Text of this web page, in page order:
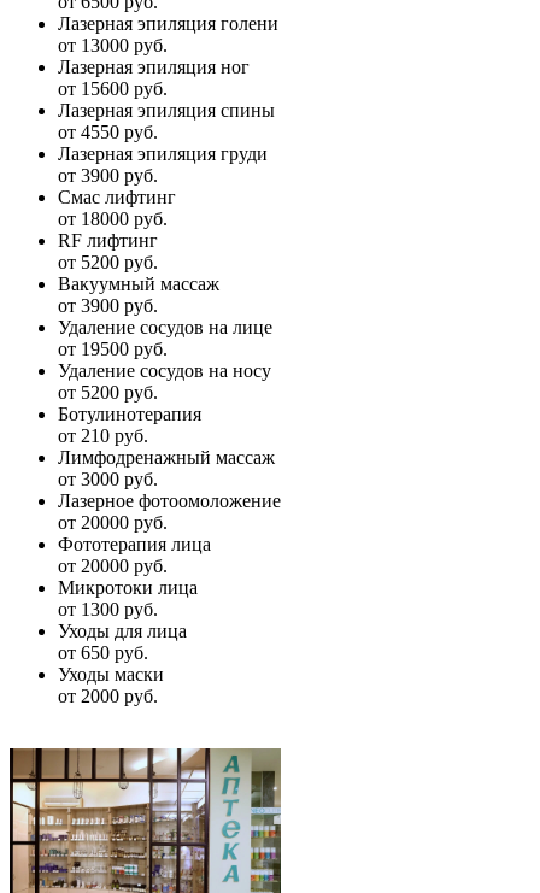
Лазерная эпиляция голени
от 13000 руб.
Лазерная эпиляция ног
от 15600 руб.
Лазерная эпиляция спины
от 4550 руб.
Лазерная эпиляция груди
от 3900 руб.
Смас лифтинг
от 18000 руб.
RF лифтинг
от 5200 руб.
Вакуумный массаж
от 3900 руб.
Удаление сосудов на лице
от 19500 руб.
Удаление сосудов на носу
от 5200 руб.
Ботулинотерапия
от 210 руб.
Лимфодренажный массаж
от 3000 руб.
Лазерное фотоомоложение
от 20000 руб.
Фототерапия лица
от 20000 руб.
Микротоки лица
от 1300 руб.
Уходы для лица
от 650 руб.
Уходы маски
от 2000 руб.